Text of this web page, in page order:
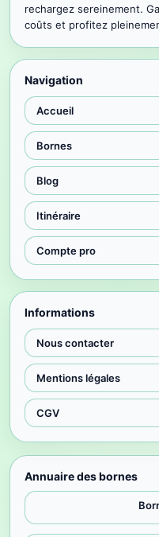
rechargez sereinement.
coûts et profitez
Navigation
Accueil
Bornes
Blog
Itinéraire
Compte pro
Informations
Nous contacter
Mentions légales
CGV
Annuaire des bornes